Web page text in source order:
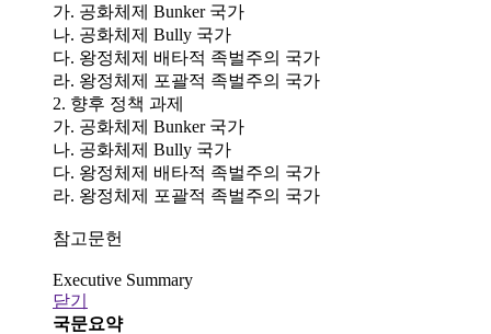
가. 공화체제 Bunker 국가
나. 공화체제 Bully 국가
다. 왕정체제 배타적 족벌주의 국가
라. 왕정체제 포괄적 족벌주의 국가
2. 향후 정책 과제
가. 공화체제 Bunker 국가
나. 공화체제 Bully 국가
다. 왕정체제 배타적 족벌주의 국가
라. 왕정체제 포괄적 족벌주의 국가
참고문헌
Executive Summary
닫기
국문요약